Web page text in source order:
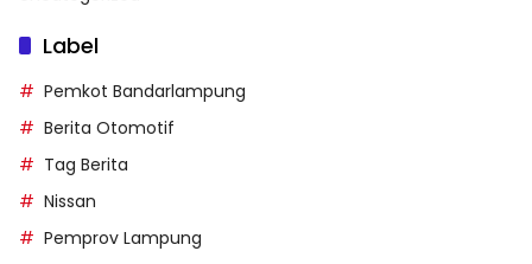
Label
Pemkot Bandarlampung
Berita Otomotif
Tag Berita
Nissan
Pemprov Lampung